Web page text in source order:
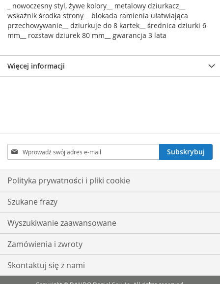
_ nowoczesny styl, żywe kolory__ metalowy dziurkacz__
wskaźnik środka strony__ blokada ramienia ułatwiająca
przechowywanie__ dziurkuje do 8 kartek__ średnica dziurki 6
mm__ rozstaw dziurek 80 mm__ gwarancja 3 lata
Więcej informacji
Subskrybuj
nasz
newsletter:
Subskrybuj
Polityka prywatności i pliki cookie
Szukane frazy
Wyszukiwanie zaawansowane
Zamówienia i zwroty
Skontaktuj się z nami